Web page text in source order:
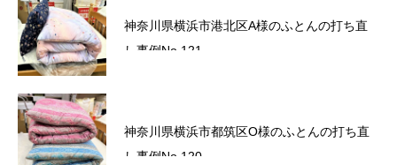
神奈川県横浜市港北区A様のふとんの打ち直
し事例No.121
神奈川県横浜市都筑区O様のふとんの打ち直
し事例No.120
サマーセール2026～ワクワクドキドキ！夏の
スクラッチ！～
かながわトクトクキャンペーン！『かなト
ク！』